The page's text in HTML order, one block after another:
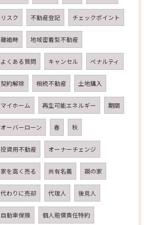
リスク 不動産登記 チェックポイント
離婚時 地域密着型不動産
よくある質問 キャンセル ペナルティ
契約解除 相続不動産 土地購入
マイホーム 再生可能エネルギー 期間
オーバーローン 春 秋
投資用不動産 オーナーチェンジ
家を高く売る 共有名義 親の家
代わりに売却 代理人 後見人
自動車保険 個人賠償責任特約